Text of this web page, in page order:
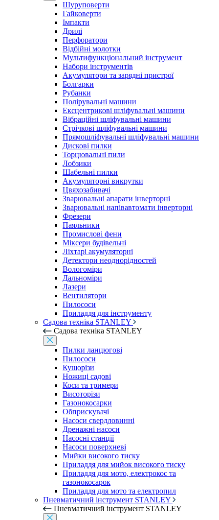
Шуруповерти
Гайковерти
Імпакти
Дрилі
Перфоратори
Відбійні молотки
Мультифункціональний інструмент
Набори інструментів
Акумулятори та зарядні пристрої
Болгарки
Рубанки
Полірувальні машини
Ексцентрикові шліфувальні машини
Вібраційні шліфувальні машини
Стрічкові шліфувальні машини
Прямошліфувальні шліфувальні машини
Дискові пилки
Торцювальні пили
Лобзики
Шабельні пилки
Акумуляторні викрутки
Цвяхозабивачі
Зварювальні апарати інверторні
Зварювальні напівавтомати інверторні
Фрезери
Паяльники
Промислові фени
Міксери будівельні
Ліхтарі акумуляторні
Детектори неоднорідностей
Вологоміри
Дальноміри
Лазери
Вентилятори
Пилососи
Приладдя для інструменту
Садова техніка STANLEY
Садова техніка STANLEY
Пилки ланцюгові
Пилососи
Кущорізи
Ножиці садові
Коси та тримери
Висоторізи
Газонокосарки
Обприскувачі
Насоси свердловинні
Дренажні насоси
Насосні станції
Насоси поверхневі
Мийки високого тиску
Приладдя для мийок високого тиску
Приладдя для мото, електрокос та
газонокосарок
Приладдя для мото та електропил
Пневматичний інструмент STANLEY
Пневматичний інструмент STANLEY